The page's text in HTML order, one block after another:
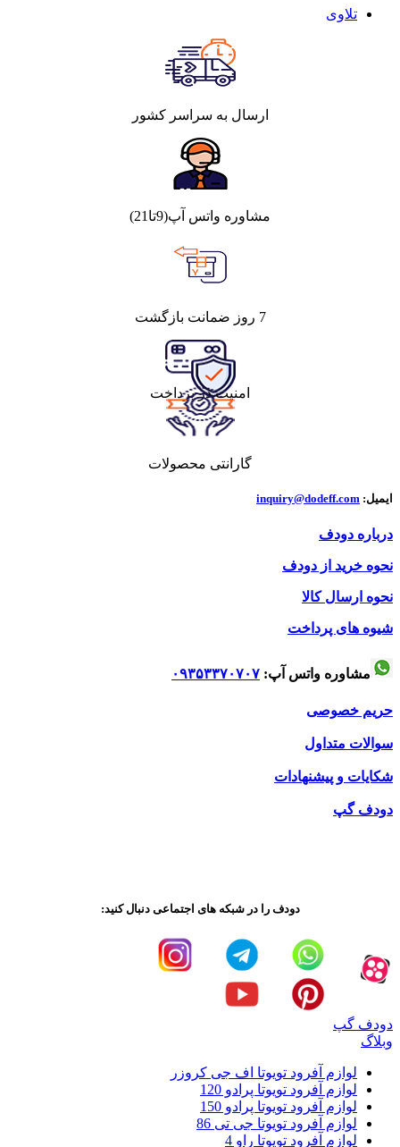
تلاوی
ارسال به سراسر کشور
مشاوره واتس آپ(9تا21)
7 روز ضمانت بازگشت
امنیت در پرداخت
گارانتی محصولات
ایمیل: inquiry@dodeff.com
درباره دودف
نحوه خرید از دودف
نحوه ارسال کالا
شیوه های پرداخت
مشاوره واتس آپ: ۰۹۳۵۳۳۷۰۷۰۷
حریم خصوصی
سوالات متداول
شکایات و پیشنهادات
دودف گپ
دودف را در شبکه های اجتماعی دنبال کنید:
دودف گپ
وبلاگ
لوازم آفرود تویوتا اف جی کروزر
لوازم آفرود تویوتا پرادو 120
لوازم آفرود تویوتا پرادو 150
لوازم آفرود تویوتا جی تی 86
لوازم آفرود تویوتا راو 4